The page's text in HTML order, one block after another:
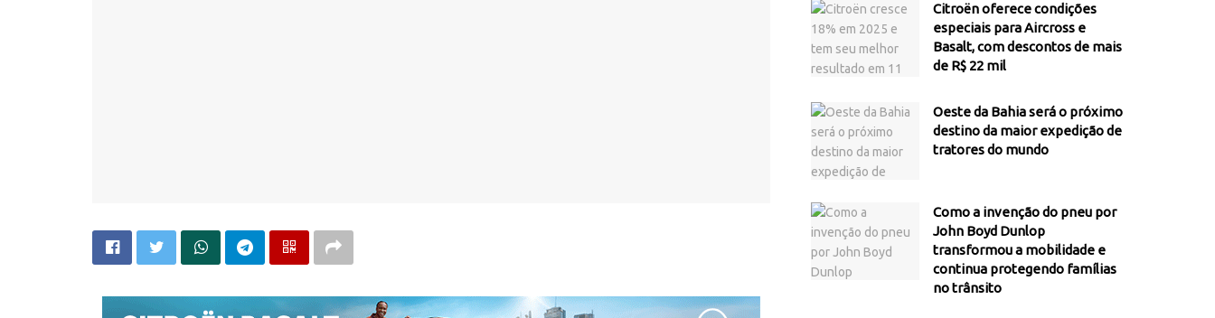
Citroën oferece condições
especiais para Aircross e
Basalt, com descontos de mais
de R$ 22 mil
Oeste da Bahia será o próximo
destino da maior expedição de
tratores do mundo
Como a invenção do pneu por
John Boyd Dunlop
transformou a mobilidade e
continua protegendo famílias
no trânsito